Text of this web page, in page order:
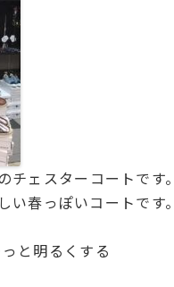
チェスターコートです
い春っぽいコートです
と明るくする